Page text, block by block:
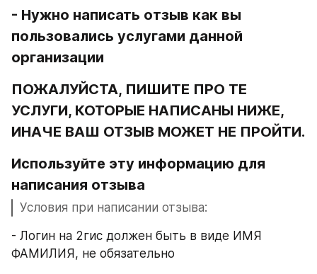
- Нужно написать отзыв как вы
пользовались услугами данной
организации
ПОЖАЛУЙСТА, ПИШИТЕ ПРО ТЕ
УСЛУГИ, КОТОРЫЕ НАПИСАНЫ НИЖЕ,
ИНАЧЕ ВАШ ОТЗЫВ МОЖЕТ НЕ ПРОЙТИ.
Используйте эту информацию для
написания отзыва
Условия при написании отзыва:
- Логин на 2гис должен быть в виде ИМЯ
ФАМИЛИЯ, не обязательно